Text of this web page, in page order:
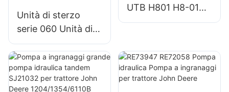
Unità di sterzo
serie 060 Unità di
sterzo
completamente
idraulica integrale
con tutte le
UTB H801 H8-01
Pompa a
trattore UTB 650